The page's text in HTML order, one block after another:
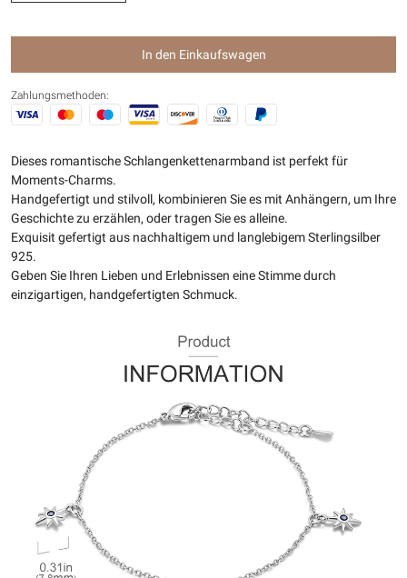
In den Einkaufswagen
Zahlungsmethoden:
Dieses romantische Schlangenkettenarmband ist perfekt für
Moments-Charms.
Handgefertigt und stilvoll, kombinieren Sie es mit Anhängern, um Ihre
Geschichte zu erzählen, oder tragen Sie es alleine.
Exquisit gefertigt aus nachhaltigem und langlebigem Sterlingsilber
925.
Geben Sie Ihren Lieben und Erlebnissen eine Stimme durch
einzigartigen, handgefertigten Schmuck.